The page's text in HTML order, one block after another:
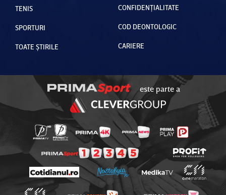
TENIS
SPORTURI
TOATE ȘTIRILE
CONFIDENȚIALITATE
COD DEONTOLOGIC
CARIERE
este parte a